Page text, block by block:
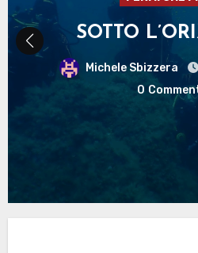
SOTTO
Michele Sbizzera
0